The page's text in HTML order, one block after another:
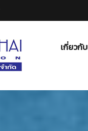
เกี่ยวกับ